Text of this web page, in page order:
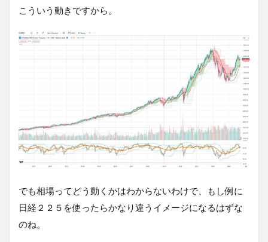
こういう動きですから。
でも相場ってどう動くかはわからないわけで、もし例に
日経２２５を使ったらかなり違うイメージになるはずな
のね。